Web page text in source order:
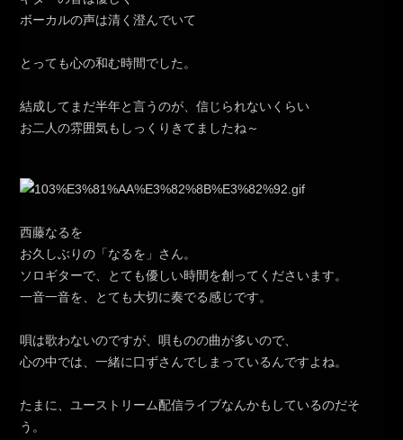
ボーカルの声は清く澄んでいて
とっても心の和む時間でした。
結成してまだ半年と言うのが、信じられないくらい
お二人の雰囲気もしっくりきてましたね～
西藤なるを
お久しぶりの「なるを」さん。
ソロギターで、とても優しい時間を創ってくださいます。
一音一音を、とても大切に奏でる感じです。
唄は歌わないのですが、唄ものの曲が多いので、
心の中では、一緒に口ずさんでしまっているんですよね。
たまに、ユーストリーム配信ライブなんかもしているのだそ
う。